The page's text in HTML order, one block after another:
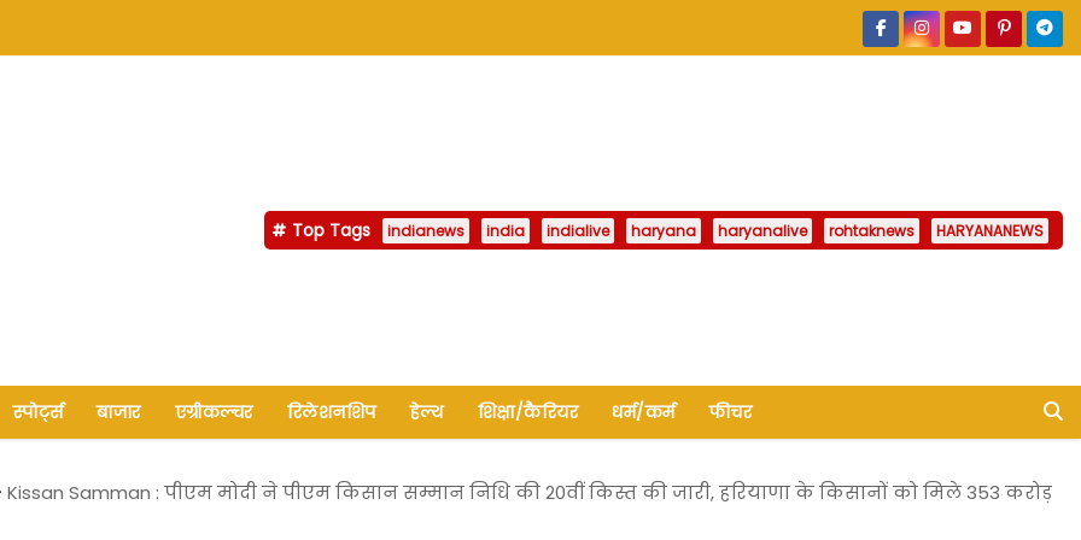
Top Tags indianews india indialive haryana haryanalive rohtaknews HARYANANEWS
स्पोर्ट्स बाजार एग्रीकल्चर रिलेशनशिप हेल्थ शिक्षा/कैरियर धर्म/कर्म फीचर
Kissan Samman : पीएम मोदी ने पीएम किसान सम्मान निधि की 20वीं किस्त की जारी, हरियाणा के किसानों को मिले 353 करोड़